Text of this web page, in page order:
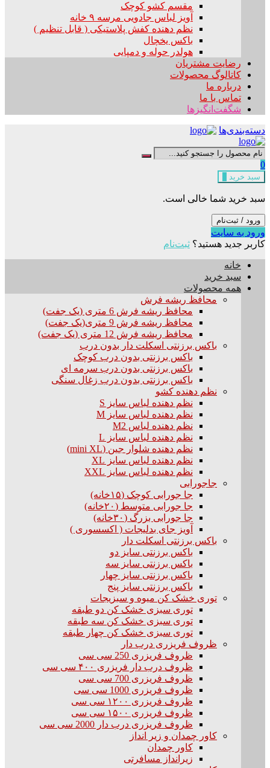
مقسم کشو کوچک
آویز لباس جادویی مرسه ۹ خانه
نظم دهنده کفش پلاستیکی ( قابل تنظیم )
باکس یخچال
هولدر حوله و دمپایی
رضایت مشتریان
کاتالوگ محصولات
درباره ما
تماس با ما
شگفت‌انگیزها
دسته‌بندی‌ها
0
سبد خرید
سبد خرید شما خالی است.
ورود / ثبت‌نام
ورود به سایت
کاربر جدید هستید؟ ثبت‌نام
خانه
سبد خرید
همه محصولات
محافظ ریشه فرش
محافظ ریشه فرش 6 متری (یک جفت)
محافظ ریشه فرش 9 متری(یک جفت)
محافظ ریشه فرش 12 متری (یک جفت)
باکس برزنتی اسکلت دار بدون درب
باکس برزنتی بدون درب کوچک
باکس برزنتی بدون درب سرمه ای
باکس برزنتی بدون درب زغال سنگی
نظم دهنده کشو
نظم دهنده لباس سایز S
نظم دهنده لباس سایز M
نظم دهنده لباس M2
نظم دهنده لباس سایز L
نظم دهنده شلوار جین (mini XL)
نظم دهنده لباس سایز XL
نظم دهنده لباس سایز XXL
جاجورابی
جا جورابی کوچک (۱۵خانه)
جا جورابی متوسط (۲۰خانه)
جا جورابی بزرگ (۳۰خانه)
آویز جای بدلیجات ( اکسسوری )
باکس برزنتی اسکلت دار
باکس برزنتی سایز دو
باکس برزنتی سایز سه
باکس برزنتی سایز چهار
باکس برزنتی سایز پنج
توری خشک کن میوه و سبزیجات
توری سبزی خشک کن دو طبقه
توری سبزی خشک کن سه طبقه
توری سبزی خشک کن چهار طبقه
ظروف فریزری درب دار
ظروف فریزری 250 سی سی
ظروف درب دار فریزری ۴۰۰ سی سی
ظروف فریزری 700 سی سی
ظروف فریزری 1000 سی سی
ظروف فریزری ۱۲۰۰ سی سی
ظروف فریزری ۱۵۰۰ سی سی
ظروف فریزری درب دار 2000 سی سی
کاور چمدان و زیر انداز
کاور چمدان
زیرانداز مسافرتی